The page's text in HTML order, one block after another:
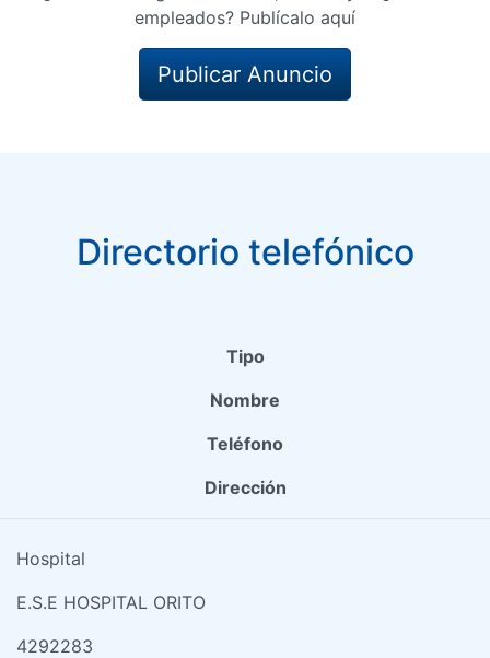
empleados? Publícalo aquí
Publicar Anuncio
Directorio telefónico
Tipo
Nombre
Teléfono
Dirección
Hospital
E.S.E HOSPITAL ORITO
4292283